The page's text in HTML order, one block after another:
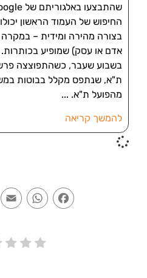
החיפוש של העמוד הראשון
בצורה מהירה ומידית –
אדם או עסק) שמופיע בכותרות.
בשבוע שעבר, כשהתפוצצה
ת"א, שנתפס מקלל בבוטות
מהפועל ת"א.
להמשך קריאה
Facebook